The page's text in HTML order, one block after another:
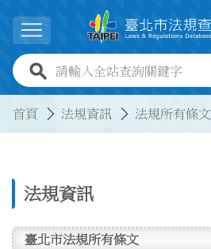
展開選單
全站查詢關鍵字欄位
首頁 法規資訊 法規所有條文
法規資訊
臺北市法規所有條文